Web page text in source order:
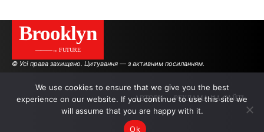
Brooklyn
———→ FUTURE
© Усі права захищено. Цитування — з активним посиланням.
АВТОРИ РЕКЛАМА НА САЙТІ
We use cookies to ensure that we give you the best
experience on our website. If you continue to use this site we
will assume that you are happy with it.
Ok